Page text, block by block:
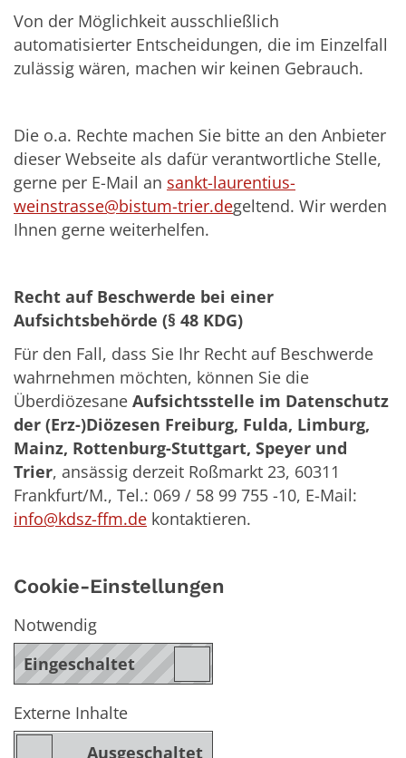
Von der Möglichkeit ausschließlich
automatisierter Entscheidungen, die im Einzelfall
zulässig wären, machen wir keinen Gebrauch.
Die o.a. Rechte machen Sie bitte an den Anbieter
dieser Webseite als dafür verantwortliche Stelle,
gerne per E-Mail an sankt-laurentius-
weinstrasse@bistum-trier.degeltend. Wir werden
Ihnen gerne weiterhelfen.
Recht auf Beschwerde bei einer
Aufsichtsbehörde (§ 48 KDG)
Für den Fall, dass Sie Ihr Recht auf Beschwerde
wahrnehmen möchten, können Sie die
Überdiözesane Aufsichtsstelle im Datenschutz
der (Erz-)Diözesen Freiburg, Fulda, Limburg,
Mainz, Rottenburg-Stuttgart, Speyer und
Trier, ansässig derzeit Roßmarkt 23, 60311
Frankfurt/M., Tel.: 069 / 58 99 755 -10, E-Mail:
info@kdsz-ffm.de kontaktieren.
Cookie-Einstellungen
Notwendig
Externe Inhalte